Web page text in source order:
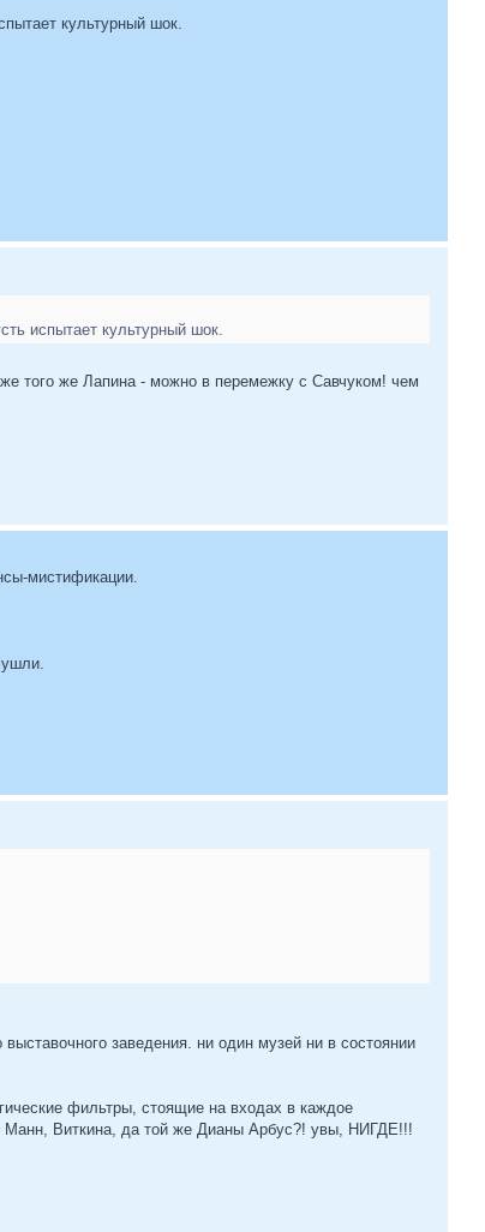
культурный шок.
испытает культурный шок.
того же Лапина - можно в перемежку с Савчуком! чем
мистификации.
ушли.
заведения. ни один музей ни в состоянии
фильтры, стоящие на входах в каждое
Манн, Виткина, да той же Дианы Арбус?! увы, НИГДЕ!!!